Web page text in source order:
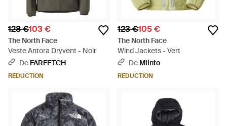
128 €103 €
The North Face
Veste Antora Dryvent - Noir
De FARFETCH
RÉDUCTION
123 €105 €
The North Face
Wind Jackets - Vert
De Miinto
RÉDUCTION